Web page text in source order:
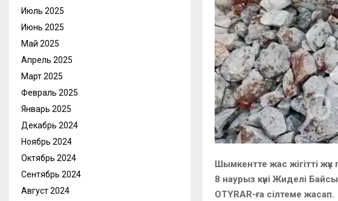
Шымкентте жас жігітті
8 наурыз күні Жиделі
OTYRAR-ға сілтеме жасап.
Июль 2025
Июнь 2025
Май 2025
Апрель 2025
Март 2025
Февраль 2025
Январь 2025
Декабрь 2024
Ноябрь 2024
Октябрь 2024
Сентябрь 2024
Август 2024